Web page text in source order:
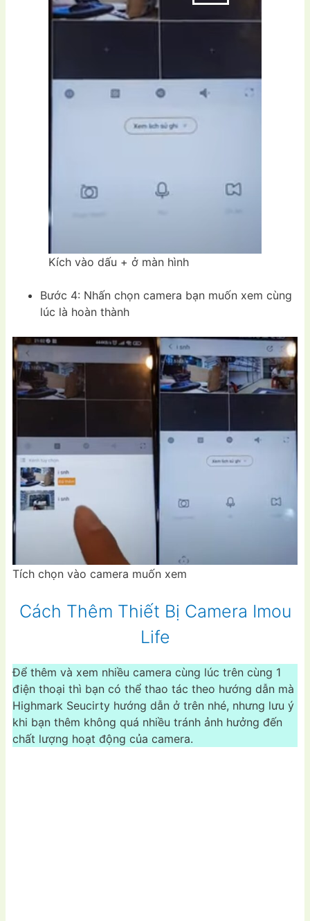
Kích vào dấu + ở màn hình
Bước 4: Nhấn chọn camera bạn muốn xem cùng
lúc là hoàn thành
Tích chọn vào camera muốn xem
Cách Thêm Thiết Bị Camera Imou
Life
Để thêm và xem nhiều camera cùng lúc trên cùng 1
điện thoại thì bạn có thể thao tác theo hướng dẫn mà
Highmark Seucirty hướng dẫn ở trên nhé, nhưng lưu ý
khi bạn thêm không quá nhiều tránh ảnh hưởng đến
chất lượng hoạt động của camera.